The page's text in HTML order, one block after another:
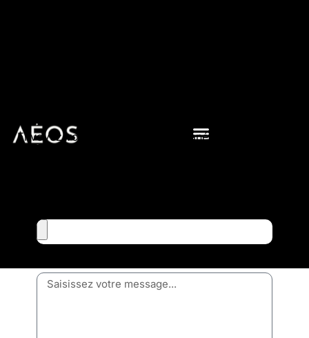
candidature spontanée ?
Envoyez votre candidature spontanée pour rejoindre